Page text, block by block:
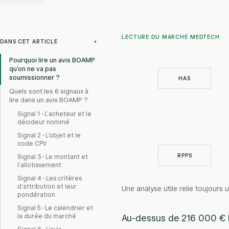
DANS CET ARTICLE +
Pourquoi lire un avis BOAMP
qu’on ne va pas
soumissionner ?
Quels sont les 6 signaux à
lire dans un avis BOAMP ?
Signal 1 · L’acheteur et le
décideur nommé
Signal 2 · L’objet et le
code CPV
Signal 3 · Le montant et
l’allotissement
Signal 4 · Les critères
d’attribution et leur
pondération
Signal 5 · Le calendrier et
la durée du marché
LECTURE DU MARCHÉ MEDTECH
HAS
RPPS
Une analyse utile relie toujours
Au-dessus de 216 000